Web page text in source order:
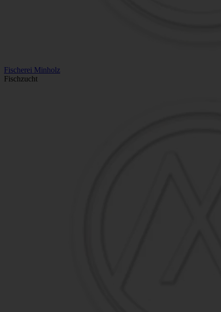
Fischerei Minholz
Fischzucht